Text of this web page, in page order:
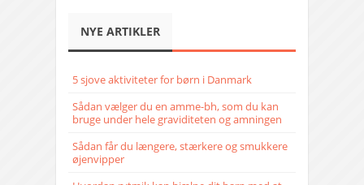
NYE ARTIKLER
5 sjove aktiviteter for børn i Danmark
Sådan vælger du en amme-bh, som du kan
bruge under hele graviditeten og amningen
Sådan får du længere, stærkere og smukkere
øjenvipper